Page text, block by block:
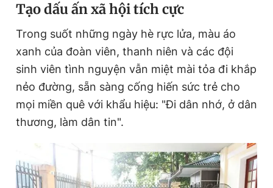
Tạo dấu ấn xã hội tích cực
Trong suốt những ngày hè rực lửa, màu áo
xanh của đoàn viên, thanh niên và các đội
sinh viên tình nguyện vẫn miệt mài tỏa đi khắp
nẻo đường, sẵn sàng cống hiến sức trẻ cho
mọi miền quê với khẩu hiệu: "Đi dân nhớ, ở dân
thương, làm dân tin".